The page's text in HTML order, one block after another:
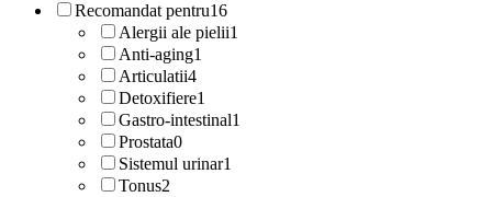
Recomandat pentru16
Alergii ale pielii1
Anti-aging1
Articulatii4
Detoxifiere1
Gastro-intestinal1
Prostata0
Sistemul urinar1
Tonus2